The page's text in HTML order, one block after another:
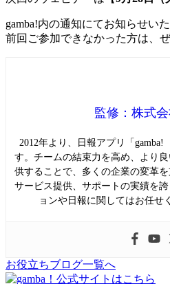
gamba!内の通知にてお知らせいた
前回ご参加できなかった方は、
監修：株式会
2012年より、日報アプリ「gamba!
す。チームの結束力を高め、より
供することで、多くの企業の変革
サービス提供、サポートの実績を
ョンや日報に関してはお任せ
お役立ちブログ一覧へ